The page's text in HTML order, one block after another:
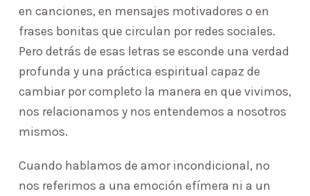
en canciones, en mensajes motivadores o en
frases bonitas que circulan por redes sociales.
Pero detrás de esas letras se esconde una verdad
profunda y una práctica espiritual capaz de
cambiar por completo la manera en que vivimos,
nos relacionamos y nos entendemos a nosotros
mismos.
Cuando hablamos de amor incondicional, no
nos referimos a una emoción efímera ni a un